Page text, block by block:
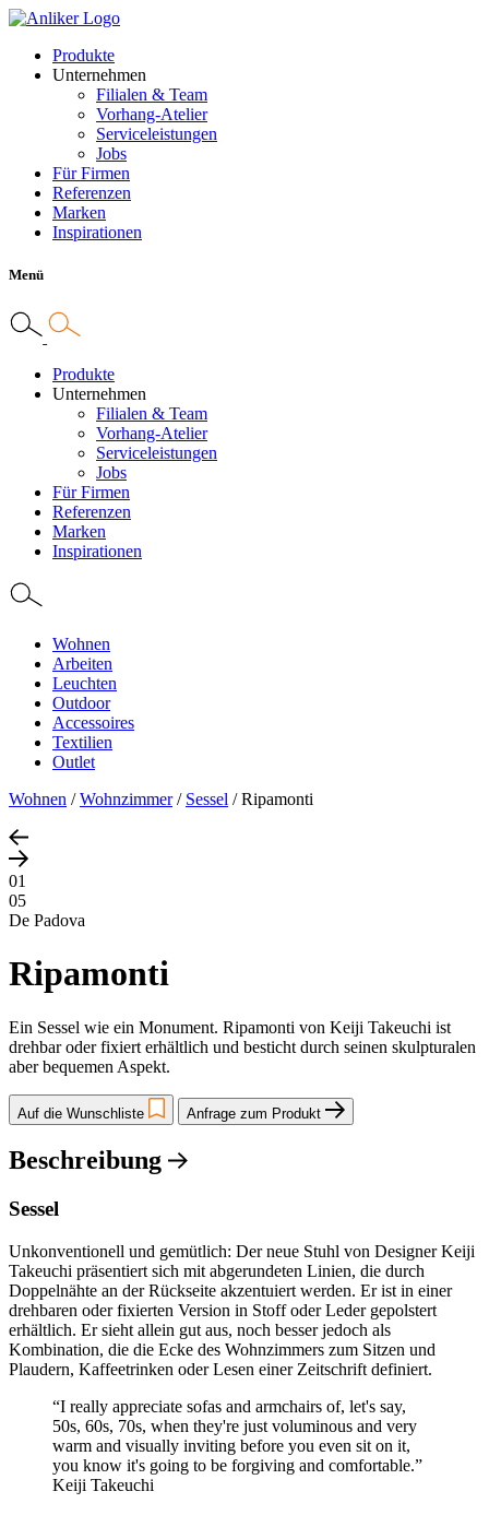
Produkte
Unternehmen
Filialen & Team
Vorhang-Atelier
Serviceleistungen
Jobs
Für Firmen
Referenzen
Marken
Inspirationen
Menü
Produkte
Unternehmen
Filialen & Team
Vorhang-Atelier
Serviceleistungen
Jobs
Für Firmen
Referenzen
Marken
Inspirationen
Wohnen
Arbeiten
Leuchten
Outdoor
Accessoires
Textilien
Outlet
Wohnen /Wohnzimmer/ Sessel /Ripamonti
01
05
De Padova
Ripamonti
Ein Sessel wie ein Monument. Ripamonti von Keiji Takeuchi ist
drehbar oder fixiert erhältlich und besticht durch seinen skulpturalen
aber bequemen Aspekt.
Auf die Wunschliste Anfrage zum Produkt
Beschreibung
Sessel
Unkonventionell und gemütlich: Der neue Stuhl von Designer Keiji
Takeuchi präsentiert sich mit abgerundeten Linien, die durch
Doppelnähte an der Rückseite akzentuiert werden. Er ist in einer
drehbaren oder fixierten Version in Stoff oder Leder gepolstert
erhältlich. Er sieht allein gut aus, noch besser jedoch als
Kombination, die die Ecke des Wohnzimmers zum Sitzen und
Plaudern, Kaffeetrinken oder Lesen einer Zeitschrift definiert.
“I really appreciate sofas and armchairs of, let's say,
50s, 60s, 70s, when they're just voluminous and very
warm and visually inviting before you even sit on it,
you know it's going to be forgiving and comfortable.”
Keiji Takeuchi